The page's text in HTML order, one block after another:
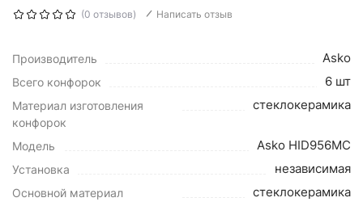
(0 отзывов) Написать отзыв
Производитель Asko
Всего конфорок 6 шт
Материал изготовления
конфорок
стеклокерамика
Модель Asko HID956MC
Установка независимая
Основной материал
стеклокерамика